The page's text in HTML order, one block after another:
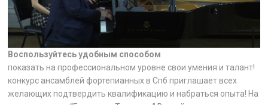
Воспользуйтесь удобным способом
показать на профессиональном уровне свои умения и талант!
конкурс ансамблей фортепианных в Спб приглашает всех
желающих подтвердить квалификацию и набраться опыта! На